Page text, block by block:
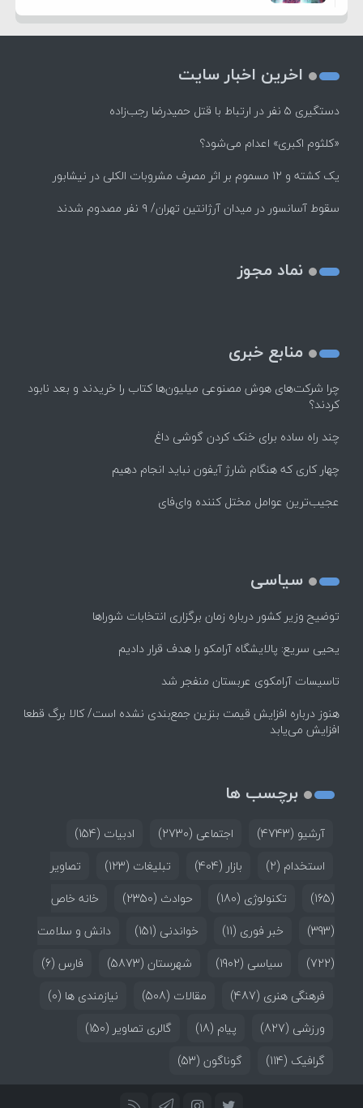
اخرین اخبار سایت
دستگیری ۵ نفر در ارتباط با قتل حمیدرضا رجب‌زاده
«کلثوم اکبری» اعدام می‌شود؟
یک کشته و ۱۲ مسموم بر اثر مصرف مشروبات الکلی در نیشابور
سقوط آسانسور در میدان آرژانتین تهران/ ۹ نفر مصدوم شدند
نماد مجوز
منابع خبری
چرا شرکت‌های هوش مصنوعی میلیون‌ها کتاب را خریدند و بعد نابود
کردند؟
چند راه‌ ساده برای خنک کردن گوشی داغ
چهار کاری که هنگام شارژ آیفون نباید انجام دهیم
عجیب‌ترین عوامل مختل کننده وای‌فای
سیاسی
توضیح وزیر کشور درباره زمان برگزاری انتخابات شوراها
یحیی سریع: پالایشگاه آرامکو را هدف قرار دادیم
تاسیسات آرامکوی عربستان منفجر شد
هنوز درباره افزایش قیمت بنزین جمع‌بندی نشده است/ کالا برگ قطعا
افزایش می‌یابد
برچسب ها
آرشیو (4743) اجتماعی (2730) ادبیات (154)
استخدام (2) بازار (404) تبلیغات (123)
تصاویر
(165)
تکنولوژی (180) حوادث (2350)
خانه خاص
(393)
خبر فوری (11) خواندنی (151)
دانش و سلامت
(722)
سیاسی (1902) شهرستان (5873) فارس (6)
فرهنگی هنری (487) مقالات (508) نیازمندی ها (0)
ورزشی (827) پیام (18) گالری تصاویر (150)
گرافیک (114) گوناگون (53)